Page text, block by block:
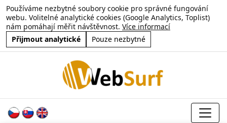
Používáme nezbytné soubory cookie pro správné fungování
webu. Volitelné analytické cookies (Google Analytics, Toplist)
nám pomáhají měřit návštěvnost. Více informací
Přijmout analytické
Pouze nezbytné